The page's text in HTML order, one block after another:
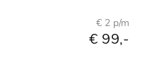
€ 2 p/m
€ 99,-